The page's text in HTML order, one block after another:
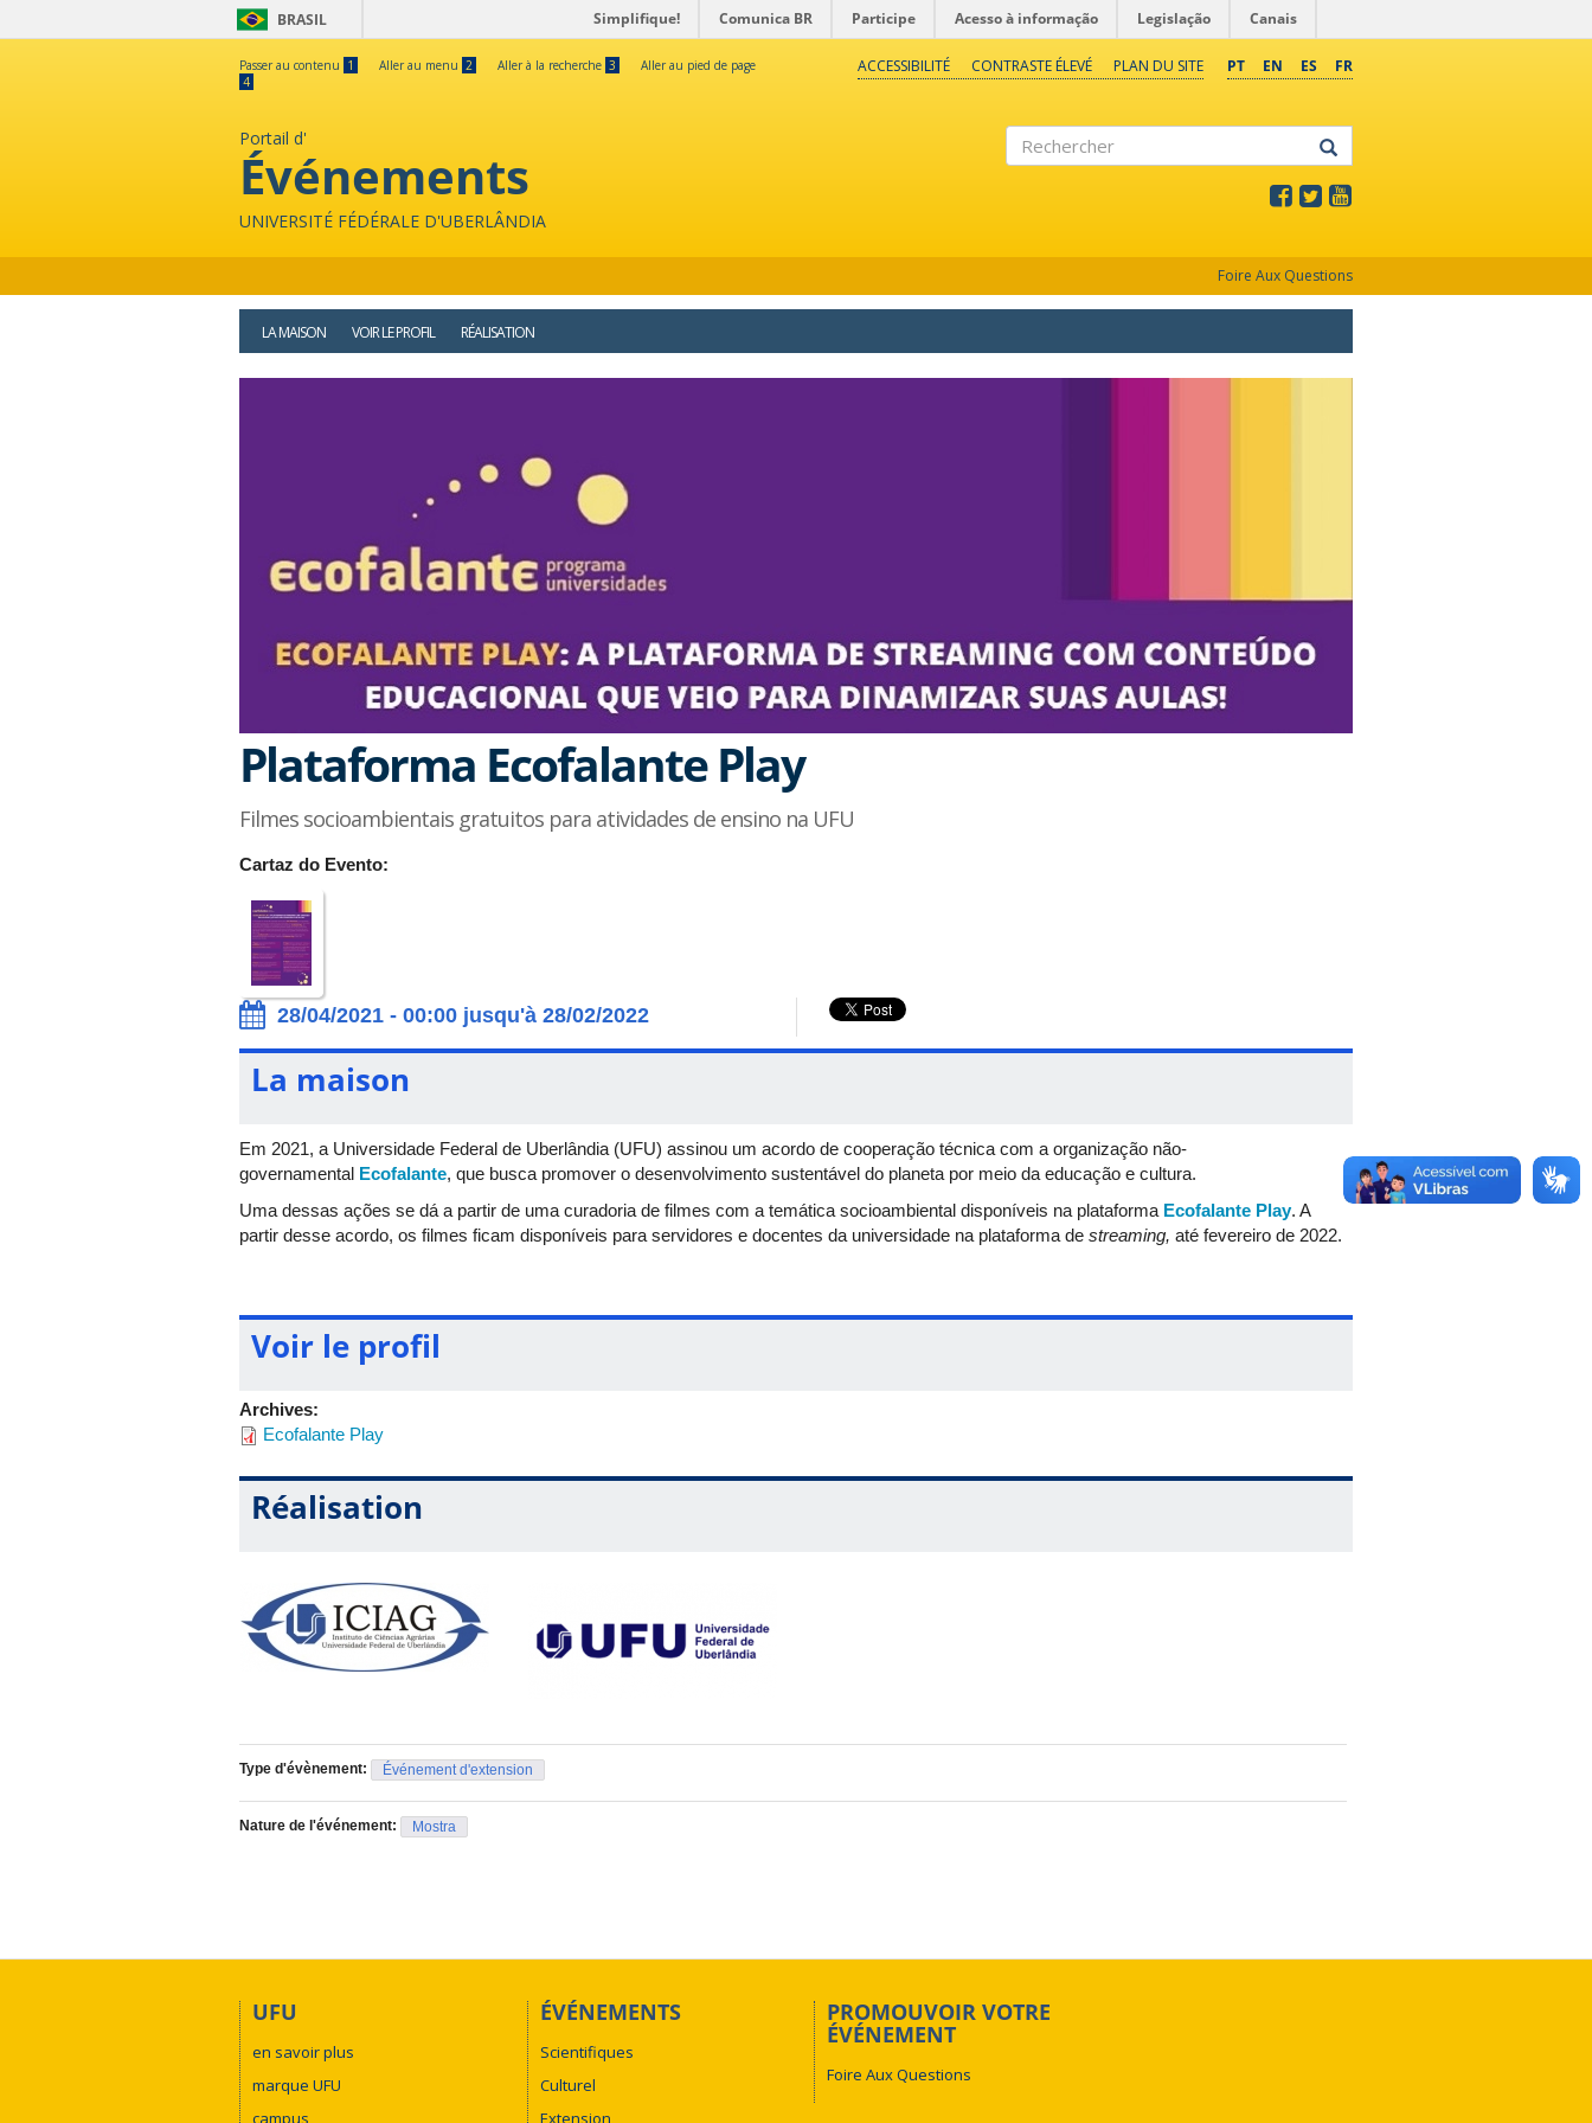
BRASIL Simplifique! Comunica BR Participe Acesso à informação Legislação Canais
Passer au contenu 1 Aller au menu 2 Aller à la recherche 3
Aller au pied de page
4
PT EN ES FR
ACCESSIBILITÉ CONTRASTE ÉLEVÉ PLAN DU SITE
Portail d'
Événements
UNIVERSITÉ FÉDÉRALE D'UBERLÂNDIA
Foire Aux Questions
LA MAISON VOIR LE PROFIL RÉALISATION
Plataforma Ecofalante Play
Filmes socioambientais gratuitos para atividades de ensino na UFU
Cartaz do Evento:
28/04/2021 - 00:00 jusqu'à 28/02/2022
La maison
Em 2021, a Universidade Federal de Uberlândia (UFU) assinou um acordo de cooperação técnica com a organização não-
governamental Ecofalante, que busca promover o desenvolvimento sustentável do planeta por meio da educação e cultura.
Uma dessas ações se dá a partir de uma curadoria de filmes com a temática socioambiental disponíveis na plataforma Ecofalante Play. A
partir desse acordo, os filmes ficam disponíveis para servidores e docentes da universidade na plataforma de streaming, até fevereiro de 2022.
Voir le profil
Archives:
Ecofalante Play
Réalisation
Type d'évènement: Événement d'extension
Nature de l'événement: Mostra
UFU
en savoir plus
marque UFU
campus
ÉVÉNEMENTS
Scientifiques
Culturel
Extension
PROMOUVOIR VOTRE
ÉVÉNEMENT
Foire Aux Questions